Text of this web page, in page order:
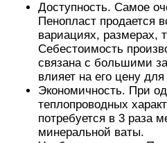
Доступность. Самое
Пенопласт продается
вариациях, размерах,
Себестоимость
связана с большими
влияет на его цену
Экономичность. При
теплопроводных
потребуется в 3 раза
минеральной ваты.